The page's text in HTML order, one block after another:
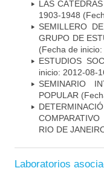
LAS
1903-1948
SEMILLERO
GRUPO DE
(Fecha de
ESTUDIOS
inicio: 2012-08-
SEMINARIO
POPULAR
RIO DE
Laboratorios